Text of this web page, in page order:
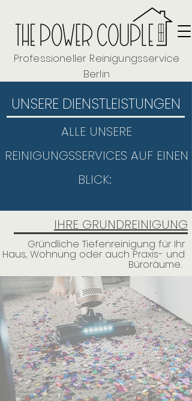
Professioneller Reinigungsservice
Berlin
UNSERE DIENSTLEISTUNGEN
ALLE UNSERE
REINIGUNGSSERVICES AUF EINEN
BLICK:
IHRE GRUNDREINIGUNG
Gründliche Tiefenreinigung für Ihr
Haus, Wohnung oder auch Praxis- und
Büroräume.